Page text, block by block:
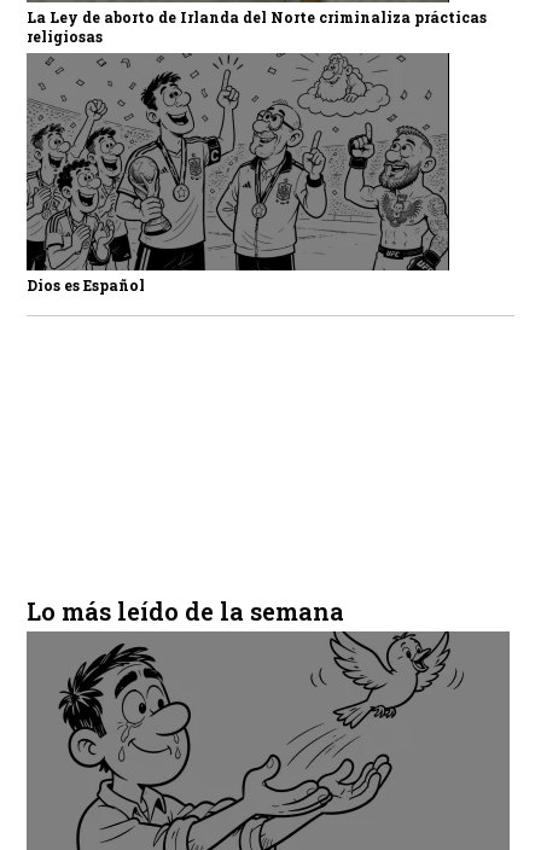
La Ley de aborto de Irlanda del Norte criminaliza prácticas
religiosas
Dios es Español
Lo más leído de la semana